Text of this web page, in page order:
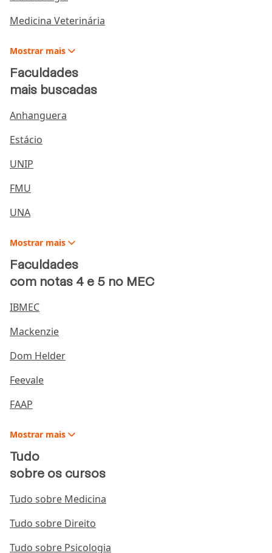
Dicas de finanças para jovens
Comece com a autoavaliação
Seja realista
Comece a investir
Invista com critérios
Aprenda a cortar gastos
Explore suas possibilidades
Faça parcerias
Aprenda a preparar sua própria comida
Crie soluções para complementar a renda
Renegocie eventuais dívidas
Pare de se endividar
Conheça o poder dos juros
O investidor inteligente
Os segredos da mente milionária
O homem mais rico da Babilônia
O poder do hábito – por que fazemos o que
Os axiomas de Zurique
Medicina Veterinária
Mostrar mais
Faculdades
mais buscadas
Anhanguera
Estácio
UNIP
FMU
UNA
Mostrar mais
Faculdades
com notas 4 e 5 no MEC
IBMEC
Mackenzie
Dom Helder
Feevale
FAAP
Mostrar mais
Tudo
sobre os cursos
Tudo sobre Medicina
Tudo sobre Direito
Tudo sobre Psicologia